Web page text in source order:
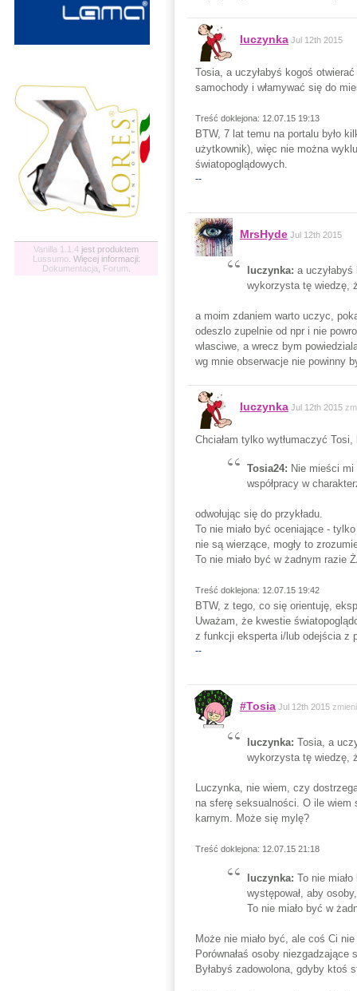
Vanilla 1.1.4 jest produktem
Lussumo. Więcej informacji:
Dokumentacja
Forum
luczynka Jul 12th 2015
Tosia, a uczyłabyś kogoś
samochody i włamywać się do
Treść doklejona: 12.07.15 19:13
BTW, 7 lat temu na portalu było
użytkownik), więc nie można
światopoglądowych.
--
MrsHyde Jul 12th 2015
luczynka: a
wykorzysta tę wiedzę,
a moim zdaniem warto uczyc,
odeszlo zupelnie od npr i nie
wlasciwe, a wrecz bym
wg mnie obserwacje nie powinny
luczynka Jul 12th 2015
Chciałam tylko wytłumaczyć Tosi,
Tosia24: Nie mieści
współpracy w
odwołując się do przykładu.
To nie miało być oceniające -
nie są wierzące, mogły to
To nie miało być w żadnym razie
Treść doklejona: 12.07.15 19:42
BTW, z tego, co się orientuję,
Uważam, że kwestie
z funkcji eksperta i/lub odejścia z
--
#Tosia Jul 12th 2015
luczynka: Tosia, a
wykorzysta tę wiedzę,
Luczynka, nie wiem, czy
na sferę seksualności. O ile
karnym. Może się mylę?
Treść doklejona: 12.07.15 21:18
luczynka: To nie
występował, aby
To nie miało być w
Może nie miało być, ale coś Ci nie
Porównałaś osoby
Byłabyś zadowolona, gdyby ktoś